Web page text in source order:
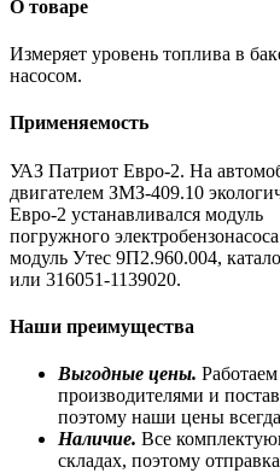
О товаре
Измеряет уровень топлива в
насосом.
Применяемость
УАЗ Патриот Евро-2. На
двигателем ЗМЗ-409.10
Евро-2 устанавливался модуль
погружного
модуль Утес 9П2.960.004,
или 316051-1139020.
Наши преимущества
Выгодные цены.
производителями и
поэтому наши цены
Наличие. Все
складах, поэтому